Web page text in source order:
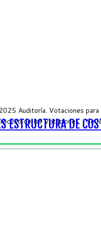
Auditoría. Votaciones
de las Votaciones. Se
ESTRUCTURA DE